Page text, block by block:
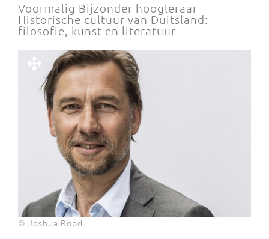
Voormalig Bijzonder hoogleraar
Historische cultuur van Duitsland:
filosofie, kunst en literatuur
© Joshua Rood